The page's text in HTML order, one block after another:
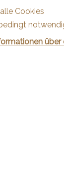
Cookies
über